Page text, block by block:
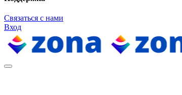
Связаться с нами
Вход